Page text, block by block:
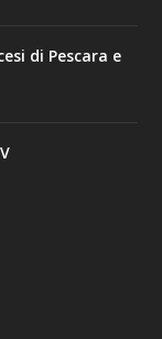
di Pescara e